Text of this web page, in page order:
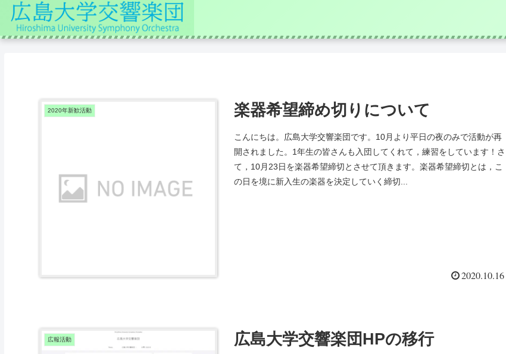
2020年新歓活動 楽器希望締め切りについて
こんにちは。広島大学交響楽団です。10月より平日の夜のみで活動が再
開されました。1年生の皆さんも入団してくれて，練習をしています！さ
て，10月23日を楽器希望締切とさせて頂きます。楽器希望締切とは，こ
の日を境に新入生の楽器を決定していく締切...
2020.10.16
広報活動 広島大学交響楽団HPの移行